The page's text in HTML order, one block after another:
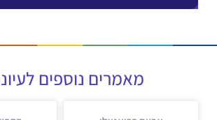
מאמרים נוספים